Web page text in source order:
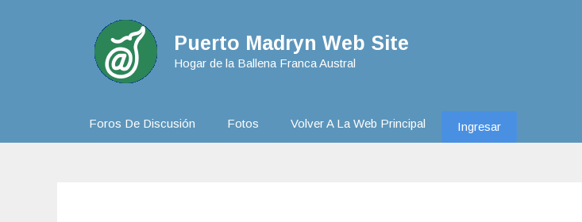
Puerto Madryn Web Site
Hogar de la Ballena Franca Austral
Foros De Discusión Fotos Volver A La Web Principal Ingresar